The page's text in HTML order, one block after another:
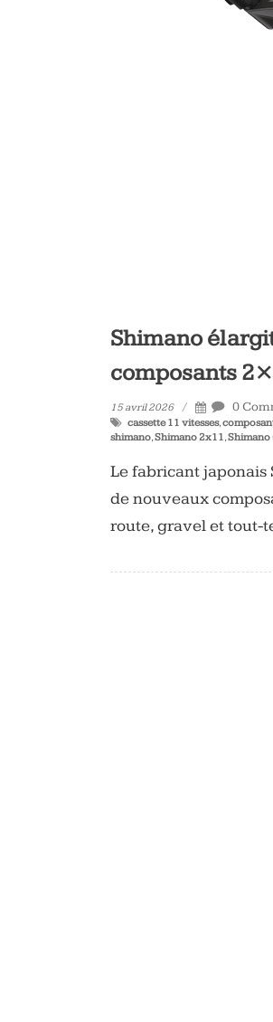
Shimano
composants
15 avril 2026 0
cassette 11 vitesses,
shimano,Shimano 2x11,Shimano
Le fabricant japonais
de nouveaux
route, gravel et tout-